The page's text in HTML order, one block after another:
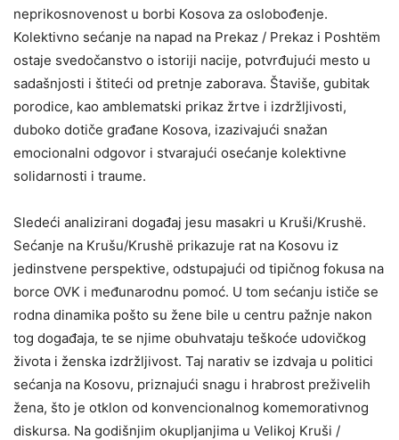
neprikosnovenost u borbi Kosova za oslobođenje.
Kolektivno sećanje na napad na Prekaz / Prekaz i Poshtëm
ostaje svedočanstvo o istoriji nacije, potvrđujući mesto u
sadašnjosti i štiteći od pretnje zaborava. Štaviše, gubitak
porodice, kao amblematski prikaz žrtve i izdržljivosti,
duboko dotiče građane Kosova, izazivajući snažan
emocionalni odgovor i stvarajući osećanje kolektivne
solidarnosti i traume.
Sledeći analizirani događaj jesu masakri u Kruši/Krushë.
Sećanje na Krušu/Krushë prikazuje rat na Kosovu iz
jedinstvene perspektive, odstupajući od tipičnog fokusa na
borce OVK i međunarodnu pomoć. U tom sećanju ističe se
rodna dinamika pošto su žene bile u centru pažnje nakon
tog događaja, te se njime obuhvataju teškoće udovičkog
života i ženska izdržljivost. Taj narativ se izdvaja u politici
sećanja na Kosovu, priznajući snagu i hrabrost preživelih
žena, što je otklon od konvencionalnog komemorativnog
diskursa. Na godišnjim okupljanjima u Velikoj Kruši /